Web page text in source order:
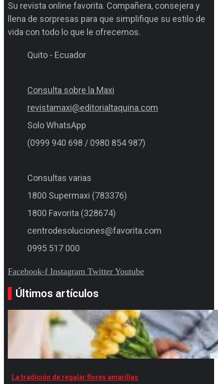
Su revista online favorita. Compañera, consejera y
llena de sorpresas para que simplifique su estilo de
vida con todo lo que le ofrecemos.
Quito - Ecuador
Consulta sobre la Maxi
revistamaxi@editorialtaquina.com
Solo WhatsApp
(0999 940 698 / 0980 854 987)
Consultas varias
1800 Supermaxi (783376)
1800 Favorita (328674)
centrodesoluciones@favorita.com
0995 517 000
Facebook-f Instagram Twitter Youtube
Últimos artículos
La tradición de regalar flores amarillas